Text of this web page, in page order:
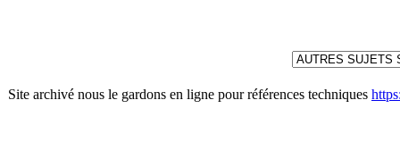
Site archivé nous le gardons en ligne pour références techniques